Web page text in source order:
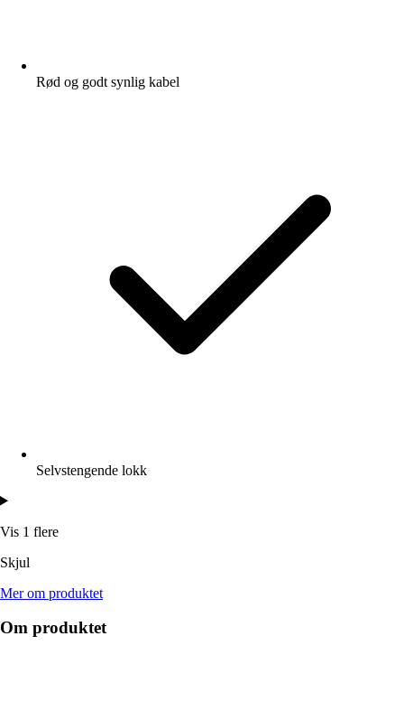
Rød og godt synlig kabel
Selvstengende lokk
Vis 1 flere
Skjul
Mer om produktet
Om produktet